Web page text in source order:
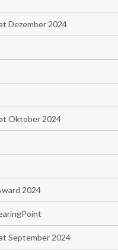
Dezember 2024
Oktober 2024
2024
September 2024